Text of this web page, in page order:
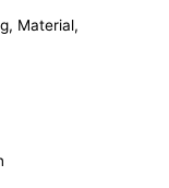
Material,